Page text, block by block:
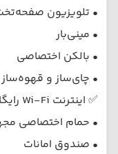
• تلویزیون
• مینی‌بار
• بالکن اختصاصی
• چای‌ساز و قهوه‌ساز
✅ اینترنت Wi‑Fi رایگان
• حمام اختصاصی
• صندوق امانات